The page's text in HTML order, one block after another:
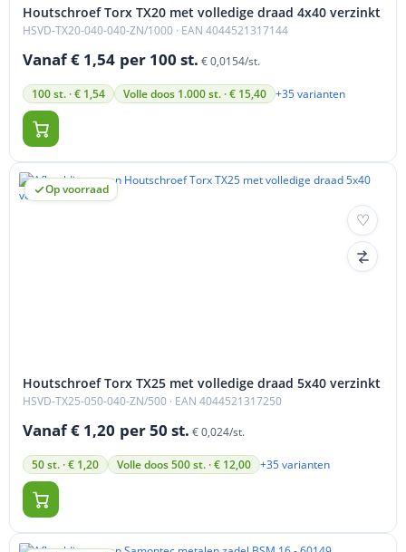
Houtschroef Torx TX20 met volledige draad 4x40 verzinkt
HSVD-TX20-040-040-ZN/1000 · EAN 4044521317144
Vanaf € 1,54 per 100 st. € 0,0154/st.
100 st. · € 1,54 Volle doos 1.000 st. · € 15,40 +35 varianten
Op voorraad
Houtschroef Torx TX25 met volledige draad 5x40 verzinkt
HSVD-TX25-050-040-ZN/500 · EAN 4044521317250
Vanaf € 1,20 per 50 st. € 0,024/st.
50 st. · € 1,20 Volle doos 500 st. · € 12,00 +35 varianten